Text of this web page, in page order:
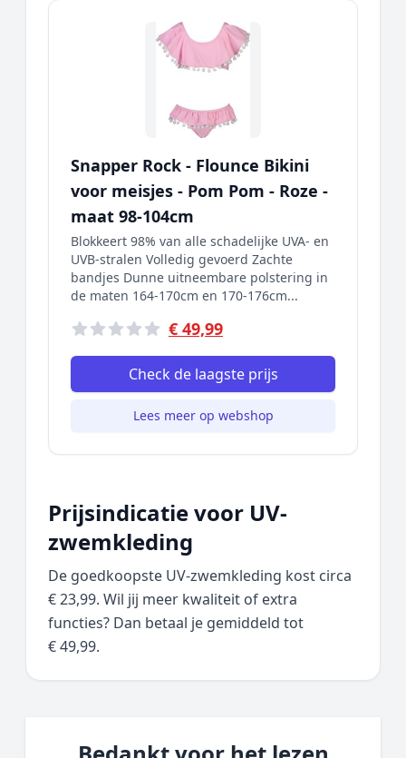
Snapper Rock - Flounce Bikini
voor meisjes - Pom Pom - Roze -
maat 98-104cm
Blokkeert 98% van alle schadelijke UVA- en
UVB-stralen Volledig gevoerd Zachte
bandjes Dunne uitneembare polstering in
de maten 164-170cm en 170-176cm...
€ 49,99
Check de laagste prijs
Lees meer op webshop
Prijsindicatie voor UV-
zwemkleding
De goedkoopste UV-zwemkleding kost circa
€ 23,99. Wil jij meer kwaliteit of extra
functies? Dan betaal je gemiddeld tot
€ 49,99.